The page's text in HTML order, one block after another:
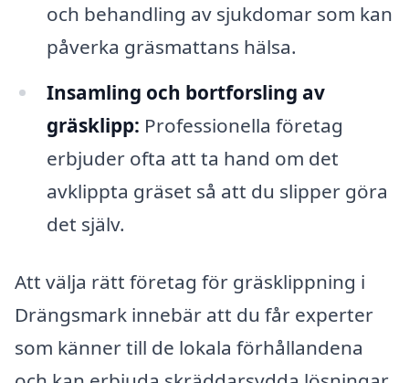
och behandling av sjukdomar som kan
påverka gräsmattans hälsa.
Insamling och bortforsling av
gräsklipp: Professionella företag
erbjuder ofta att ta hand om det
avklippta gräset så att du slipper göra
det själv.
Att välja rätt företag för gräsklippning i
Drängsmark innebär att du får experter
som känner till de lokala förhållandena